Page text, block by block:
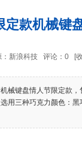
定款机械键
新浪科技 评论： 0 [
键盘情人节限定款，
三种巧克力颜色：黑